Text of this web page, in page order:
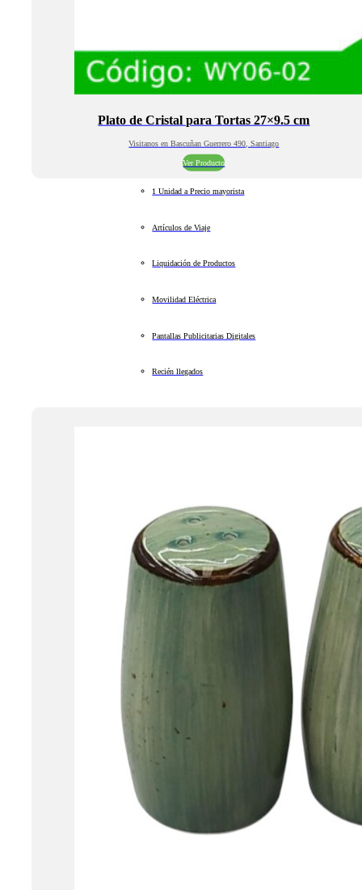
Plato de Cristal para Tortas 27×9.5 cm
Visitanos en Bascuñan Guerrero 490, Santiago
Ver Producto
1 Unidad a Precio mayorista
Artículos de Viaje
Liquidación de Productos
Movilidad Eléctrica
Pantallas Publicitarias Digitales
Recién llegados